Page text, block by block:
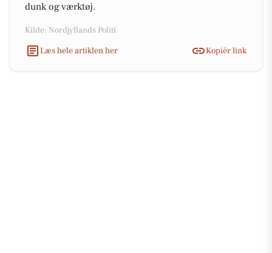
dunk og værktøj.
Kilde: Nordjyllands Politi
Læs hele artiklen her
Kopiér link